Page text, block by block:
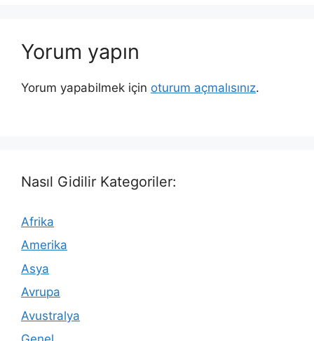
Yorum yapın
Yorum yapabilmek için oturum açmalısınız.
Nasıl Gidilir Kategoriler:
Afrika
Amerika
Asya
Avrupa
Avustralya